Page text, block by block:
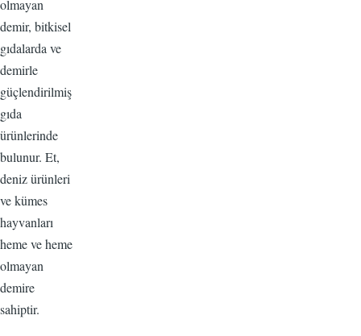
olmayan
demir, bitkisel
gıdalarda ve
demirle
güçlendirilmiş
gıda
ürünlerinde
bulunur. Et,
deniz ürünleri
ve kümes
hayvanları
heme ve heme
olmayan
demire
sahiptir.